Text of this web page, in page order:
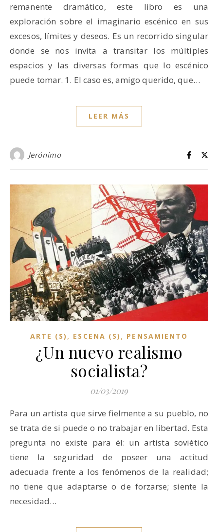
remanente dramático, este libro es una
exploración sobre el imaginario escénico en sus
excesos, límites y deseos. Es un recorrido singular
donde se nos invita a transitar los múltiples
espacios y las diversas formas que lo escénico
puede tomar. 1. El caso es, amigo querido, que…
LEER MÁS
Jerónimo
ARTE (S) , ESCENA (S) , PENSAMIENTO
¿Un nuevo realismo
socialista?
01/03/2019
Para un artista que sirve fielmente a su pueblo, no
se trata de si puede o no trabajar en libertad. Esta
pregunta no existe para él: un artista soviético
tiene la seguridad de poseer una actitud
adecuada frente a los fenómenos de la realidad;
no tiene que adaptarse o de forzarse; siente la
necesidad…